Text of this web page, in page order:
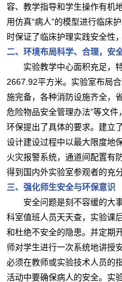
容、教学指导和学生操作有机
用仿真“病人”的模型进行临床
时保证了临床护理实践安全性
二、环境布局科学、合理，安
实验教学中心面积充足，特
2667.92平方米。实验室布局
施完备，各种消防设施齐全，
危险物品安全管理办法”等文
环保提出了具体的要求。建立
设计建设过程中以最大限度地
火灾报警系统，通道间配置有
得到国内外实验室参观者的充
三、强化师生安全与环保意识
安全问题是刻不容缓的大事
科室值班人员天天查，实验课
和杜绝不安全的隐患。并定期
师对学生进行一次系统地讲授
必须在教师或实验技术人员的
活动中要确保病人的安全。实